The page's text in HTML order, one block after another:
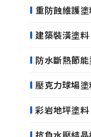
重防蝕維護
建築裝潢塗料
防水斷熱節
壓克力球場
彩岩地坪塗料